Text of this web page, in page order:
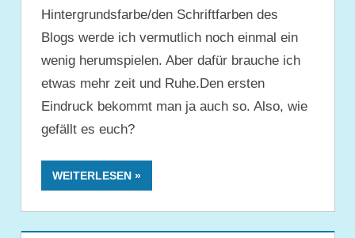
Hintergrundsfarbe/den Schriftfarben des
Blogs werde ich vermutlich noch einmal ein
wenig herumspielen. Aber dafür brauche ich
etwas mehr zeit und Ruhe.Den ersten
Eindruck bekommt man ja auch so. Also, wie
gefällt es euch?
WEITERLESEN